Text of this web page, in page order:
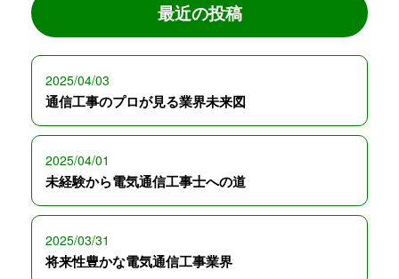
最近の投稿
2025/04/03
通信工事のプロが見る業界未来図
2025/04/01
未経験から電気通信工事士への道
2025/03/31
将来性豊かな電気通信工事業界